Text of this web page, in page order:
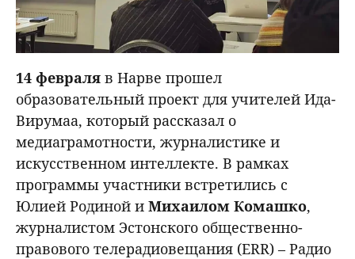
14 февраля в Нарве прошел
образовательный проект для учителей Ида-
Вирумаа, который рассказал о
медиаграмотности, журналистике и
искусственном интеллекте. В рамках
программы участники встретились с
Юлией Родиной и Михаилом Комашко,
журналистом Эстонского общественно-
правового телерадиовещания (ERR) – Радио